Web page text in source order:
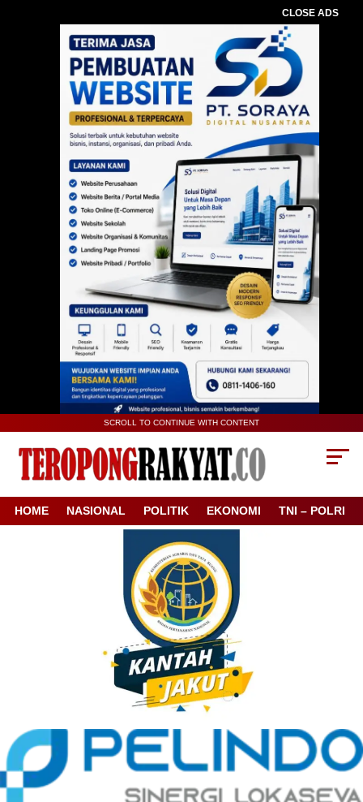
CLOSE ADS
SCROLL TO CONTINUE WITH CONTENT
HOME NASIONAL POLITIK EKONOMI TNI – POLRI